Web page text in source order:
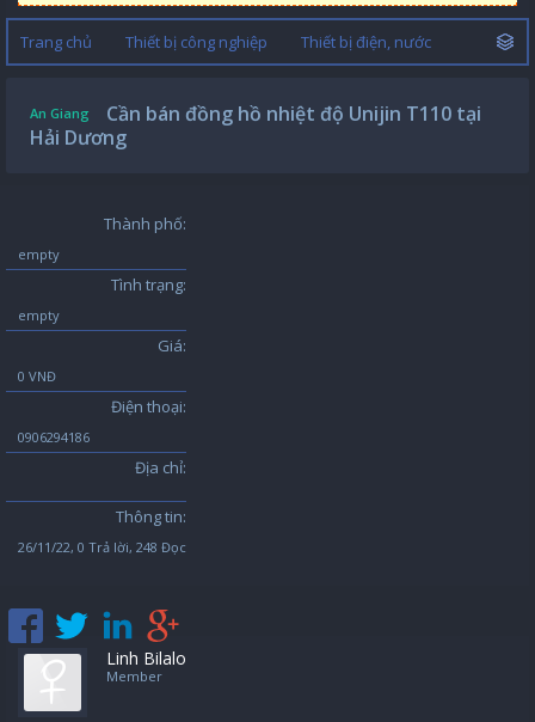
Trang chủ Thiết bị công nghiệp Thiết bị điện, nước
An Giang
Cần bán đồng hồ nhiệt độ Unijin T110 tại
Hải Dương
Thành phố:
empty
Tình trạng:
empty
Giá:
0 VNĐ
Điện thoại:
0906294186
Địa chỉ:
Thông tin:
26/11/22, 0 Trả lời, 248 Đọc
Linh Bilalo
Member